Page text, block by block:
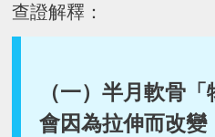
查證解釋：
（一）半月軟骨
會因為拉伸而改變